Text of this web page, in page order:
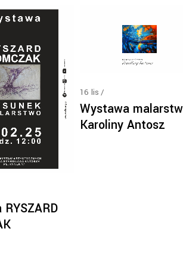
16 lis
Wystawa
Karoliny Antosz